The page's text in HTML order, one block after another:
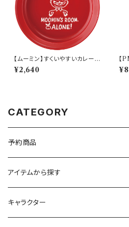
【ムーミン】すくいやすいカレー皿
（リトルミィ）【MM9000】MM
9002-320
¥2,640
【
【
CATEGORY
予約商品
アイテムから探す
九谷焼
キャラクター